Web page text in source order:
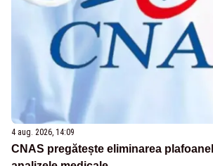
4 aug. 2026, 14:09
CNAS pregătește eliminarea